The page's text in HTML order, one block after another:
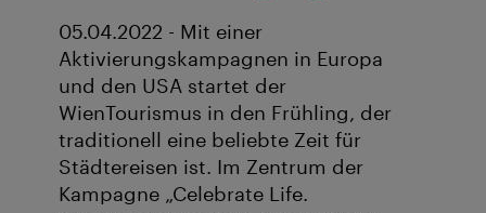
05.04.2022 - Mit einer
Aktivierungskampagnen in Europa
und den USA startet der
WienTourismus in den Frühling, der
traditionell eine beliebte Zeit für
Städtereisen ist. Im Zentrum der
Kampagne „Celebrate Life.